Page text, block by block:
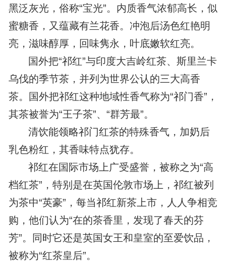
黑泛灰光，俗称“宝光”。内质香气浓郁高长，似
蜜糖香，又蕴藏有兰花香。冲泡后汤色红艳明
亮，滋味醇厚，回味隽永，叶底嫩软红亮。
国外把“祁红”与印度大吉岭红茶、斯里兰卡
乌伐的季节茶，并列为世界公认的三大高香
茶。国外把祁红这种地域性香气称为“祁门香”，
其茶被誉为“王子茶”、“群芳最”。
清饮能领略祁门红茶的特殊香气，加奶后
乳色粉红，其香味特点犹存。
祁红在国际市场上广受盛誉，被称之为“高
档红茶”，特别是在英国伦敦市场上，祁红被列
为茶中“英豪”，每当祁红新茶上市，人人争相竞
购，他们认为“在的茶香里，发现了春天的芬
芳”。同时它还是英国女王和皇室的至爱饮品，
被称为“红茶皇后”。